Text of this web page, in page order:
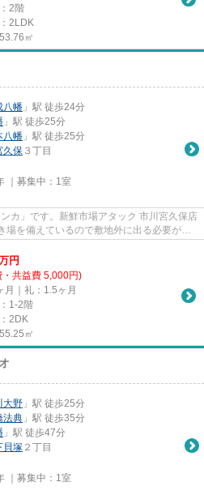
2階
2LDK
㎡
八幡 」駅 徒歩24分
」駅 徒歩25分
八幡 」駅 徒歩25分
久保 ３丁目
｜募集中： 1室
カ」です。新鮮市場アタック 市川宮久保店
場を備えているので敷地外に出る必要が無
円
・共益費 5,000円)
月｜礼：1.5ヶ月
1-2階
2DK
㎡
大野 」駅 徒歩25分
法典 」駅 徒歩35分
」駅 徒歩47分
貝塚 ２丁目
｜募集中： 1室